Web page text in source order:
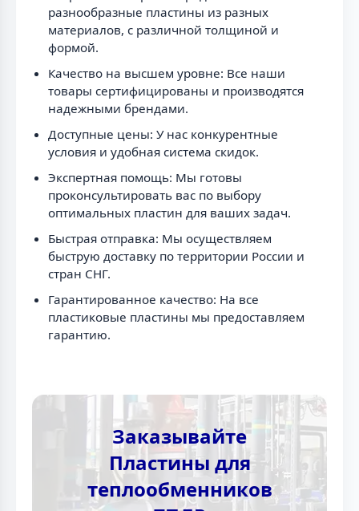
разнообразные пластины из разных
материалов, с различной толщиной и
формой.
Качество на высшем уровне: Все наши
товары сертифицированы и производятся
надежными брендами.
Доступные цены: У нас конкурентные
условия и удобная система скидок.
Экспертная помощь: Мы готовы
проконсультировать вас по выбору
оптимальных пластин для ваших задач.
Быстрая отправка: Мы осуществляем
быструю доставку по территории России и
стран СНГ.
Гарантированное качество: На все
пластиковые пластины мы предоставляем
гарантию.
Заказывайте
Пластины для
теплообменников